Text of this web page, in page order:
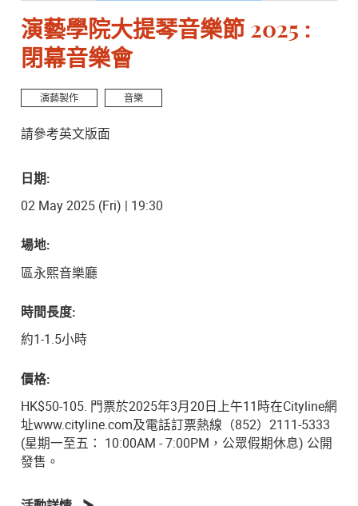
演藝學院大提琴音樂節 2025 :
閉幕音樂會
演藝製作 音樂
請參考英文版面
日期:
02 May 2025 (Fri) | 19:30
場地:
區永熙音樂廳
時間長度:
約1-1.5小時
價格:
HK$50-105. 門票於2025年3月20日上午11時在Cityline網
址www.cityline.com及電話訂票熱線（852）2111-5333
(星期一至五： 10:00AM - 7:00PM，公眾假期休息) 公開
發售。